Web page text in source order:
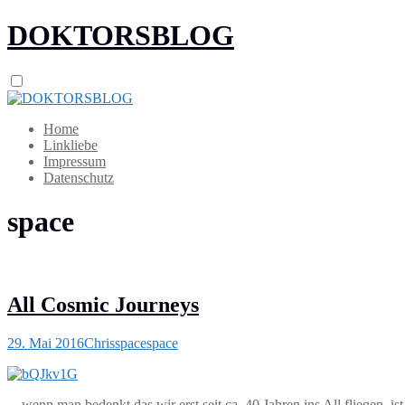
DOKTORSBLOG
Home
Linkliebe
Impressum
Datenschutz
space
All Cosmic Journeys
29. Mai 2016Chrisspacespace